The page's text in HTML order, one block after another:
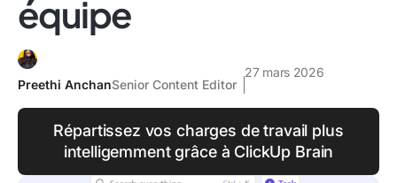
équipe
Preethi AnchanSenior Content Editor
27 mars 2026
Répartissez vos charges de travail plus
intelligemment grâce à ClickUp Brain